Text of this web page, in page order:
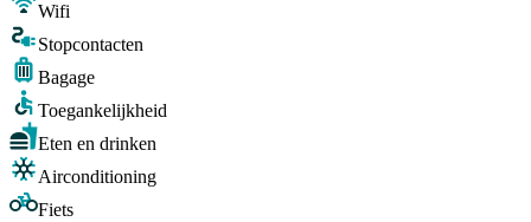
Wifi
Stopcontacten
Bagage
Toegankelijkheid
Eten en drinken
Airconditioning
Fiets